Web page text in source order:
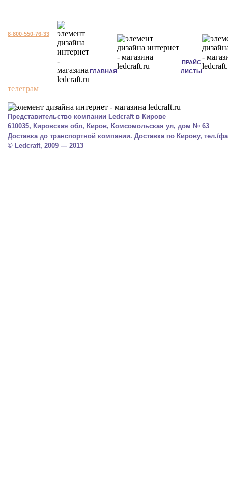
8-800-550-76-33
ГЛАВНАЯ
ПРАЙС
ЛИСТЫ
телеграм
Представительство компании Ledcraft в Кирове
610035, Кировская обл, Киров, Комсомольская ул, дом № 63
Доставка до транспортной компании. Доставка по Кирову, тел./
© Ledcraft, 2009 — 2013